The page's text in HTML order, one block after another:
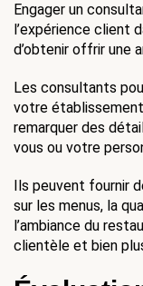
Engager un
l’expérience client
d’obtenir offrir une
Les consultants
votre
remarquer des
vous ou votre
Ils peuvent fournir
sur les menus, la
l’ambiance du
clientèle et bien